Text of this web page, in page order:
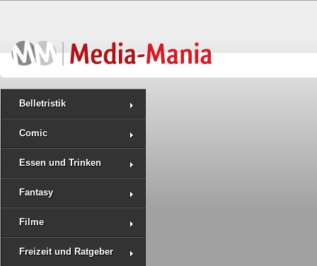
Belletristik
Comic
Essen und Trinken
Fantasy
Filme
Freizeit und Ratgeber